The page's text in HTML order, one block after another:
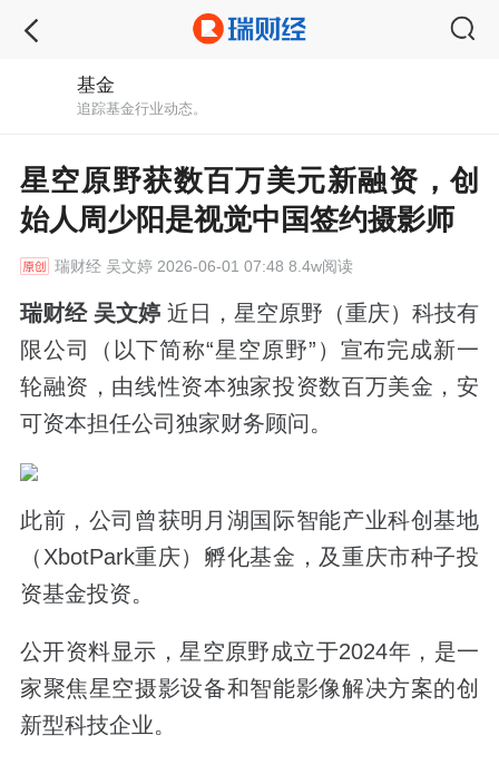
基金
追踪基金行业动态。
星空原野获数百万美元新融资，创
始人周少阳是视觉中国签约摄影师
瑞财经吴文婷 2026-06-01 07:48 8.4w阅读
瑞财经 吴文婷近日，星空原野（重庆）科技有
限公司（以下简称“星空原野”）宣布完成新一
轮融资，由线性资本独家投资数百万美金，安
可资本担任公司独家财务顾问。
此前，公司曾获明月湖国际智能产业科创基地
（XbotPark重庆）孵化基金，及重庆市种子投
资基金投资。
公开资料显示，星空原野成立于2024年，是一
家聚焦星空摄影设备和智能影像解决方案的创
新型科技企业。